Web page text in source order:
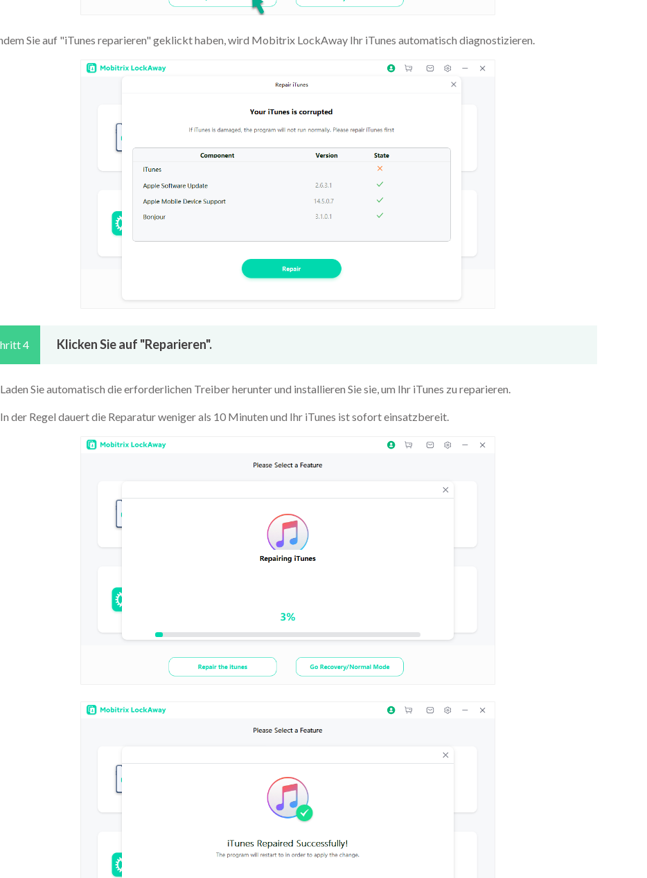
Sie auf "iTunes reparieren" geklickt haben, wird Mobitrix LockAway Ihr iTunes automatisch diagnostizieren.
4 Klicken Sie auf "Reparieren".
Laden Sie automatisch die erforderlichen Treiber herunter und installieren Sie sie, um Ihr iTunes zu reparieren.
In der Regel dauert die Reparatur weniger als 10 Minuten und Ihr iTunes ist sofort einsatzbereit.